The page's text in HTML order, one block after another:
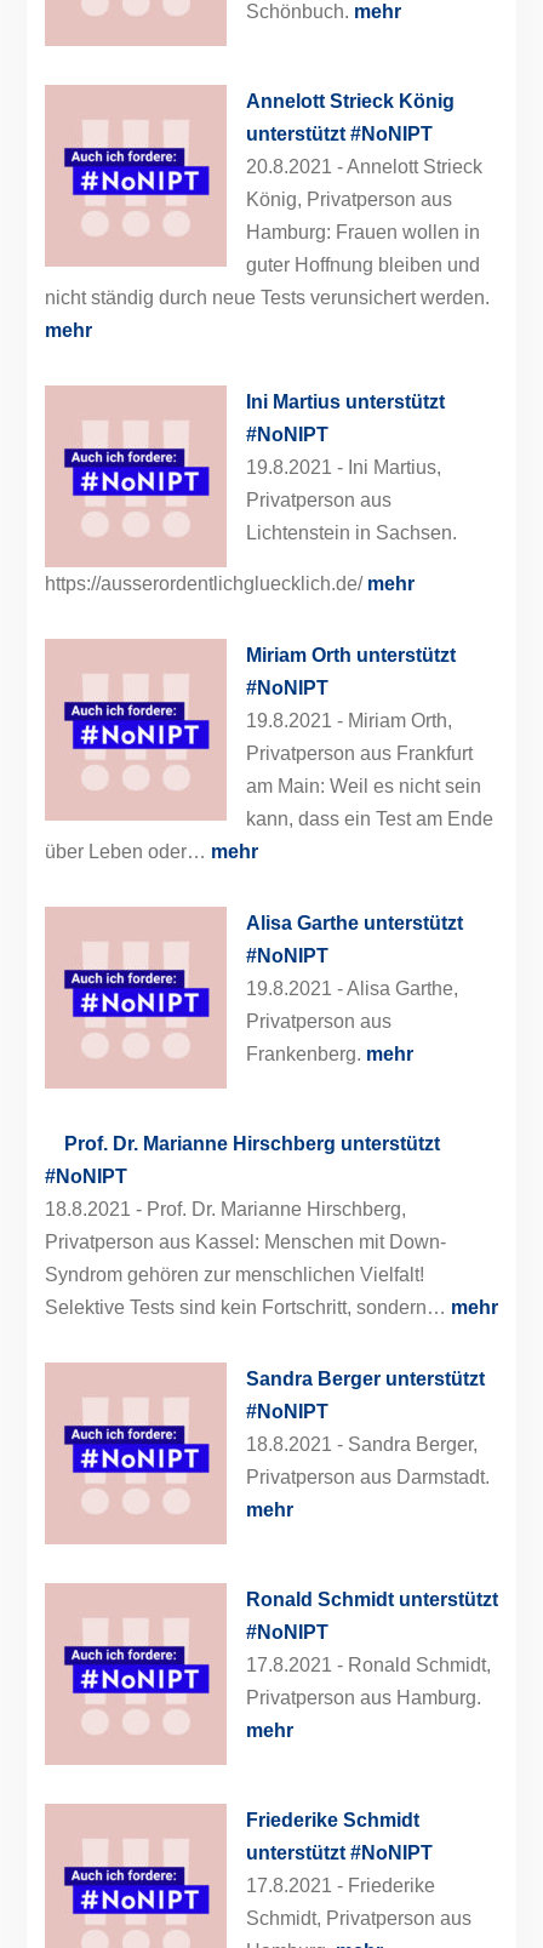
Schönbuch. mehr
Annelott Strieck König
unterstützt #NoNIPT
20.8.2021 -Annelott Strieck
König, Privatperson aus
Hamburg: Frauen wollen in
guter Hoffnung bleiben und
nicht ständig durch neue Tests verunsichert werden.
mehr
Ini Martius unterstützt
#NoNIPT
19.8.2021 - Ini Martius,
Privatperson aus
Lichtenstein in Sachsen.
https://ausserordentlichgluecklich.de/ mehr
Miriam Orth unterstützt
#NoNIPT
19.8.2021 - Miriam Orth,
Privatperson aus Frankfurt
am Main: Weil es nicht sein
kann, dass ein Test am Ende
über Leben oder… mehr
Alisa Garthe unterstützt
#NoNIPT
19.8.2021 -Alisa Garthe,
Privatperson aus
Frankenberg. mehr
Prof. Dr. Marianne Hirschberg unterstützt
#NoNIPT
18.8.2021 - Prof. Dr. Marianne Hirschberg,
Privatperson aus Kassel: Menschen mit Down-
Syndrom gehören zur menschlichen Vielfalt!
Selektive Tests sind kein Fortschritt, sondern… mehr
Sandra Berger unterstützt
#NoNIPT
18.8.2021 - Sandra Berger,
Privatperson aus Darmstadt.
mehr
Ronald Schmidt unterstützt
#NoNIPT
17.8.2021 - Ronald Schmidt,
Privatperson aus Hamburg.
mehr
Friederike Schmidt
unterstützt #NoNIPT
17.8.2021 - Friederike
Schmidt, Privatperson aus